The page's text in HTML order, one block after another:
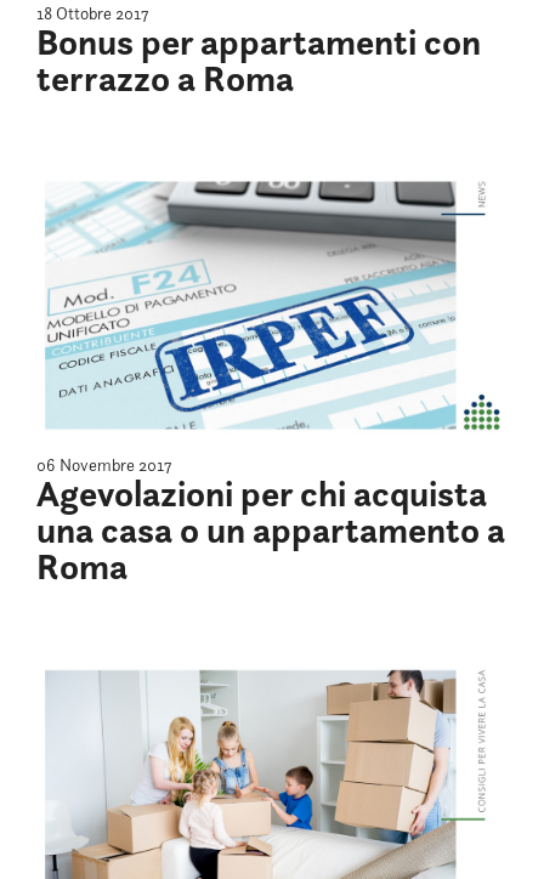
18 Ottobre 2017
Bonus per appartamenti con
terrazzo a Roma
06 Novembre 2017
Agevolazioni per chi acquista
una casa o un appartamento a
Roma